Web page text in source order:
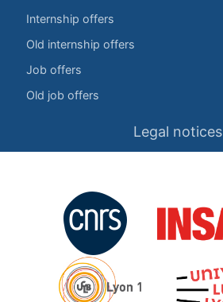
Internship offers
Old internship offers
Job offers
Old job offers
Legal notices